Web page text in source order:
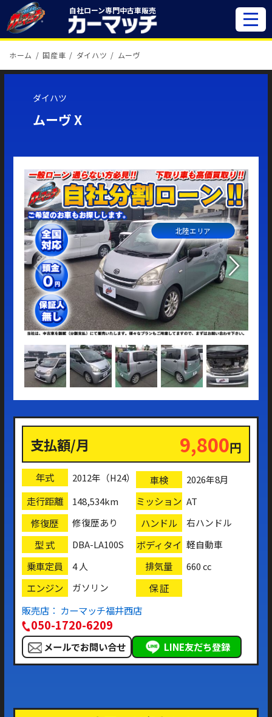
自社ローン専門中古車販売
ホーム 国産車 ダイハツ ムーヴ
ダイハツ
ムーヴ X
北陸エリア
支払額/月 9,800円
年式 2012年（H24） 車検 2026年8月
走行距離 148,534km ミッション AT
修復歴 修復歴あり ハンドル 右ハンドル
型 式 DBA-LA100S
ボディタイ
プ
軽自動車
乗車定員 4 人 排気量 660 cc
エンジン ガソリン
保 証
販売店： カーマッチ福井西店
050-1720-6209
メールでお問い合せ LINE友だち登録